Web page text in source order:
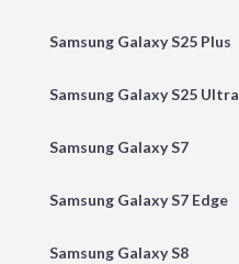
Samsung Galaxy S25 Plus
Samsung Galaxy S25 Ultra
Samsung Galaxy S7
Samsung Galaxy S7 Edge
Samsung Galaxy S8